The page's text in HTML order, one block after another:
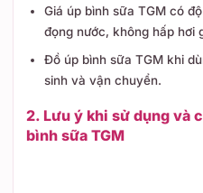
Giá úp bình sữa TGM có
đọng nước, không hấp hơi
Đồ úp bình sữa TGM khi
sinh và vận chuyển.
2. Lưu ý khi sử dụng và
bình sữa TGM